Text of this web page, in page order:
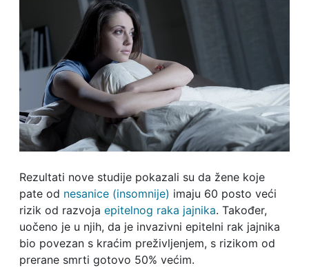
Rezultati nove studije pokazali su da žene koje
pate od nesanice (insomnije) imaju 60 posto veći
rizik od razvoja epitelnog raka jajnika. Također,
uočeno je u njih, da je invazivni epitelni rak jajnika
bio povezan s kraćim preživljenjem, s rizikom od
prerane smrti gotovo 50% većim.